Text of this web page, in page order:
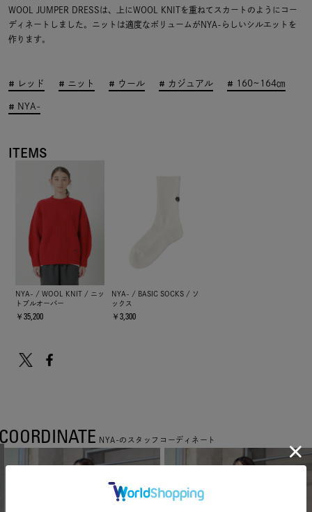
WOOL JUMPER DRESSは、上にWOOL KNITを重ねてスカートのようにコー
ディネートしました。ニットは適度なボリュームがNYA-らしいシルエットを
作ります。
レッド ニット ウール カジュアル 160~164㎝
NYA-
ITEMS
NYA- / WOOL KNIT / ニッ
トプルオーバー
￥35,200
NYA- / BASIC SOCKS / ソ
ックス
￥3,300
NYA-のスタッフコーディネート